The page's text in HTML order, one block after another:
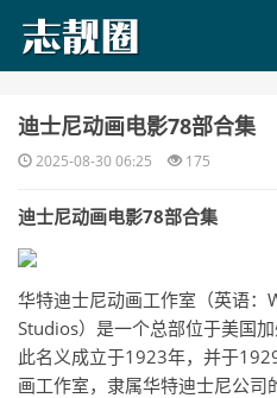
​迪士尼动画电影78部合集
2025-08-30 06:25 175
迪士尼动画电影78部合集
华特迪士尼动画工作室（英语
Studios）是一个总部位于美国
此名义成立于1923年，并于
画工作室，隶属华特迪士尼公